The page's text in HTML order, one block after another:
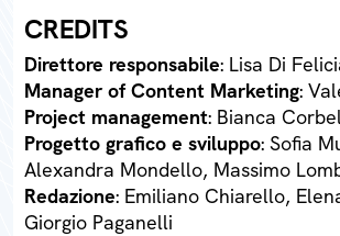
CREDITS
Direttore responsabile: Lisa Di
Manager of Content Marketing:
Project management: Bianca
Progetto grafico e sviluppo: Sofia
Alexandra Mondello, Massimo
Redazione: Emiliano Chiarello,
Giorgio Paganelli